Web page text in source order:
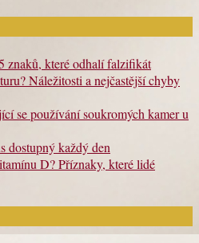
znaků, které odhalí falzifikát
Náležitosti a nejčastější chyby
se používání soukromých kamer u
dostupný každý den
D? Příznaky, které lidé